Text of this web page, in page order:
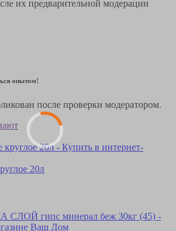
их предварительной модерации
опытом!
после проверки модератором.
20л